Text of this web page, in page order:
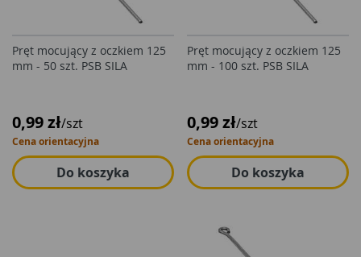
Pręt mocujący z oczkiem 125
mm - 50 szt. PSB SILA
0,99 zł/szt
Cena orientacyjna
Do koszyka
Pręt mocujący z oczkiem 125
mm - 100 szt. PSB SILA
0,99 zł/szt
Cena orientacyjna
Do koszyka